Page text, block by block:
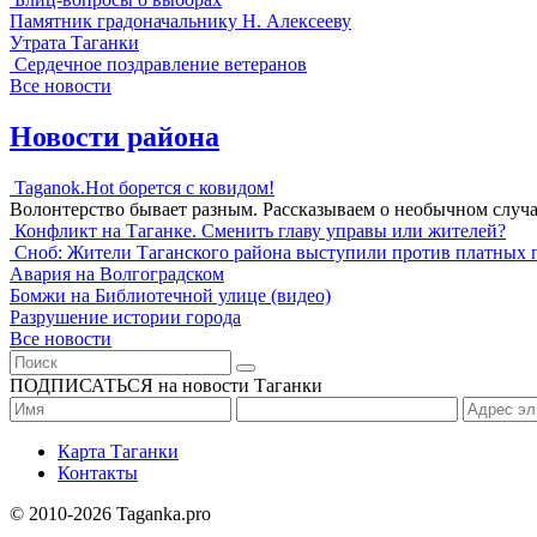
Памятник градоначальнику Н. Алексееву
Утрата Таганки
Сердечное поздравление ветеранов
Все новости
Новости района
Taganok.Hot борется с ковидом!
Волонтерство бывает разным. Рассказываем о необычном
Конфликт на Таганке. Сменить главу управы или жителей?
Сноб: Жители Таганского района выступили против платных
Авария на Волгоградском
Бомжи на Библиотечной улице (видео)
Разрушение истории города
Все новости
ПОДПИСАТЬСЯ на новости Таганки
Карта Таганки
Контакты
© 2010-2026 Taganka.pro